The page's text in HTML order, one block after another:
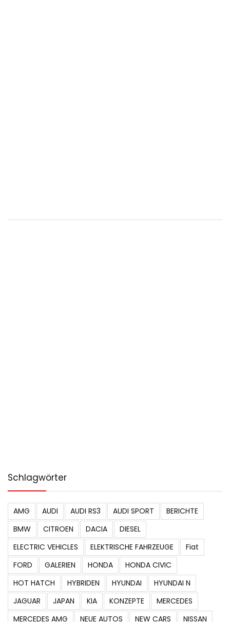
Schlagwörter
AMG AUDI AUDI RS3 AUDI SPORT
BERICHTE
BMW
CITROEN DACIA
DIESEL
ELECTRIC VEHICLES
ELEKTRISCHE FAHRZEUGE
Fiat
FORD
GALERIEN HONDA
HONDA CIVIC
HOT HATCH
HYBRIDEN HYUNDAI
HYUNDAI N
JAGUAR
JAPAN KIA KONZEPTE
MERCEDES
MERCEDES AMG
NEUE AUTOS NEW CARS
NISSAN